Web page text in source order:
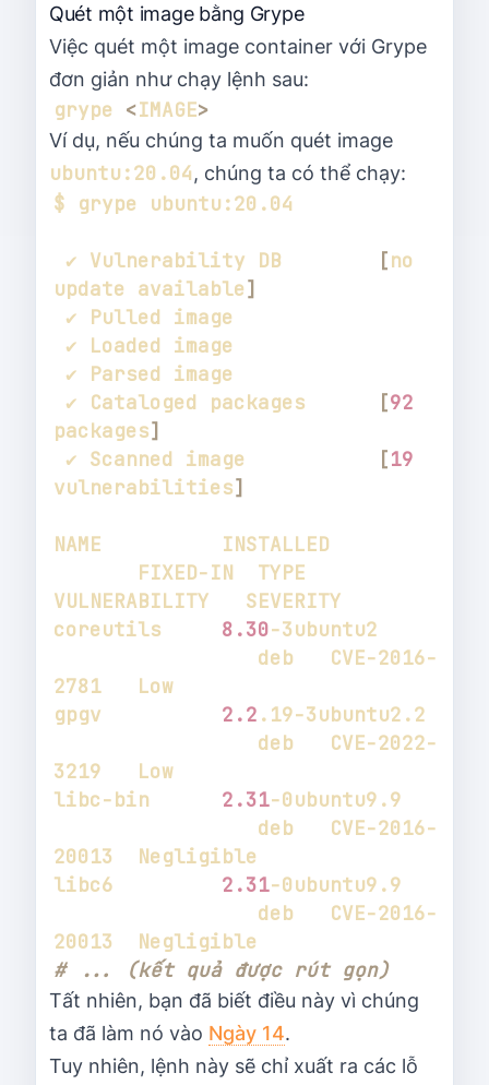
Quét một image bằng Grype
Việc quét một image container với Grype
đơn giản như chạy lệnh sau:
grype <IMAGE>
Ví dụ, nếu chúng ta muốn quét image
ubuntu:20.04, chúng ta có thể chạy:
✔ Vulnerability DB [no
update available]
✔ Cataloged packages
[92
packages]
✔ Scanned image
[19
vulnerabilities]
NAME          INSTALLED
FIXED-IN  TYPE
coreutils 8.30-3ubuntu2
deb   CVE-2016-
gpgv 2.2 .19-3ubuntu2.2
deb   CVE-2022-
libc-bin 2.31-0ubuntu9.9
deb   CVE-2016-
libc6 2.31-0ubuntu9.9
deb   CVE-2016-
# ... (kết quả được rút gọn)
Tất nhiên, bạn đã biết điều này vì chúng
ta đã làm nó vào Ngày 14.
Tuy nhiên, lệnh này sẽ chỉ xuất ra các lỗ